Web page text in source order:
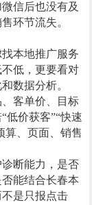
信后也没有及
环节流失。
本地推广服务
低，更要看对
数据分析。
客单价、目标
低价获客”“快速
算、页面、销售
断能力，是否
能结合长春本
是只报点击